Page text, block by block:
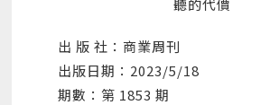
出 版 社：商業周刊
出版日期：2023/5/18
期數：第 1853 期